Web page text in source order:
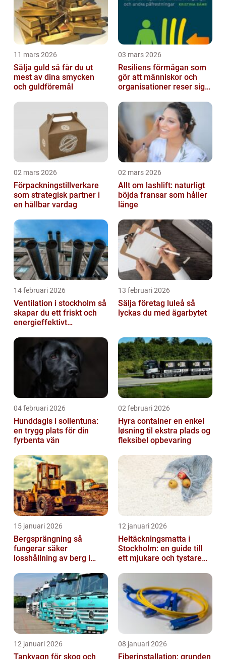
11 mars 2026
Sälja guld så får du ut
mest av dina smycken
och guldföremål
03 mars 2026
Resiliens förmågan som
gör att människor och
organisationer reser sig
02 mars 2026
Förpackningstillverkare
som strategisk partner i
en hållbar vardag
02 mars 2026
Allt om lashlift: naturligt
böjda fransar som håller
länge
14 februari 2026
Ventilation i stockholm så
skapar du ett friskt och
energieffektivt
13 februari 2026
Sälja företag luleå så
lyckas du med ägarbytet
04 februari 2026
Hunddagis i sollentuna:
en trygg plats för din
fyrbenta vän
02 februari 2026
Hyra container en enkel
løsning til ekstra plads og
fleksibel opbevaring
15 januari 2026
Bergsprängning så
fungerar säker
losshållning av berg i
12 januari 2026
Heltäckningsmatta i
Stockholm: en guide till
ett mjukare och tystare
12 januari 2026
Tankvagn för skog och
08 januari 2026
Fiberinstallation: grunden